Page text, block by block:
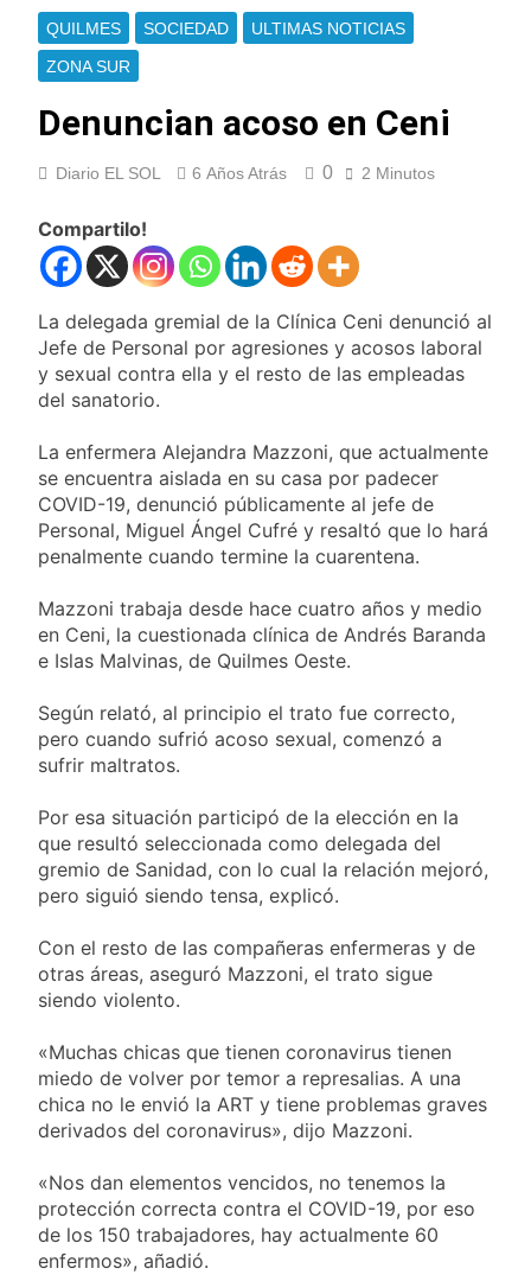
Jorge Messi
Murió Jorge Messi,
padre de Lionel
imputado
formalmente por
abuso sexual
La CGT y las dos
nuevas marchas
contra el Gobierno
La noche del Afro
Quilmeño: boxeo de
de Quilmes
La Diócesis de
Quilmes celebró la
visita del Papa León
2 Días Atrás
marcha frente al
Congreso contra la
Ley de Propiedad
Privada
2 Días Atrás
Nueva jornada
negativa para los
activos argentinos:
cayeron las acciones
riesgo país quedó al
borde de los 450
puntos
2 Días Atrás
Jorge Macri condenó
al Congreso y
calificó a los
responsables como
anarquistas»
2 Días Atrás
Día Internacional de
la Cerveza: los tres
servirla
correctamente
El frío polar se
instala en Buenos
temperaturas más
bajas de la semana
por qué se celebra
cada 7 de agosto y
qué representa para
los argentinos
2 Días Atrás
El Senado aprobó la
ley de propiedad
Gobierno debió
eliminar otro capítulo
Incidentes frente al
Congreso durante la
Privada: hubo
detenidos y
enfrentamientos
pedido para
suspender el juicio
contra Pity Alvarez
3 Días Atrás
67 barrios full LED en
Florencio Varela
El temporal se
despide del AMBA:
cuándo dejará de
3 Días Atrás
QUILMES SOCIEDAD
ULTIMAS NOTICIAS
ZONA SUR
Denuncian acoso en Ceni
Diario EL SOL 6 Años Atrás 0 2 Minutos
Compartilo!
La delegada gremial de la Clínica Ceni denunció al
Jefe de Personal por agresiones y acosos laboral
y sexual contra ella y el resto de las empleadas
del sanatorio.
La enfermera Alejandra Mazzoni, que actualmente
se encuentra aislada en su casa por padecer
COVID-19, denunció públicamente al jefe de
Personal, Miguel Ángel Cufré y resaltó que lo hará
penalmente cuando termine la cuarentena.
Mazzoni trabaja desde hace cuatro años y medio
en Ceni, la cuestionada clínica de Andrés Baranda
e Islas Malvinas, de Quilmes Oeste.
Según relató, al principio el trato fue correcto,
pero cuando sufrió acoso sexual, comenzó a
sufrir maltratos.
Por esa situación participó de la elección en la
que resultó seleccionada como delegada del
gremio de Sanidad, con lo cual la relación mejoró,
pero siguió siendo tensa, explicó.
Con el resto de las compañeras enfermeras y de
otras áreas, aseguró Mazzoni, el trato sigue
siendo violento.
«Muchas chicas que tienen coronavirus tienen
miedo de volver por temor a represalias. A una
chica no le envió la ART y tiene problemas graves
derivados del coronavirus», dijo Mazzoni.
«Nos dan elementos vencidos, no tenemos la
protección correcta contra el COVID-19, por eso
de los 150 trabajadores, hay actualmente 60
enfermos», añadió.